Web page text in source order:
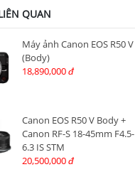
QUAN
Máy ảnh Canon EOS R50 V
(Body)
18,890,000 đ
Canon EOS R50 V Body +
Canon RF-S 18-45mm F4.5-
6.3 IS STM
20,500,000 đ